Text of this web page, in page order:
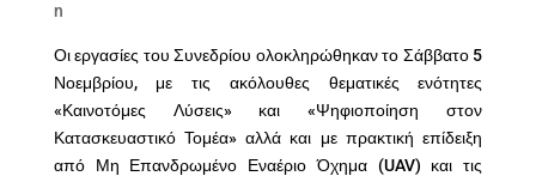
n
Οι εργασίες του Συνεδρίου ολοκληρώθηκαν το Σάββατο 5
Νοεμβρίου, με τις ακόλουθες θεματικές ενότητες
«Καινοτόμες Λύσεις» και «Ψηφιοποίηση στον
Κατασκευαστικό Τομέα» αλλά και με πρακτική επίδειξη
από Μη Επανδρωμένο Εναέριο Όχημα (UAV) και τις